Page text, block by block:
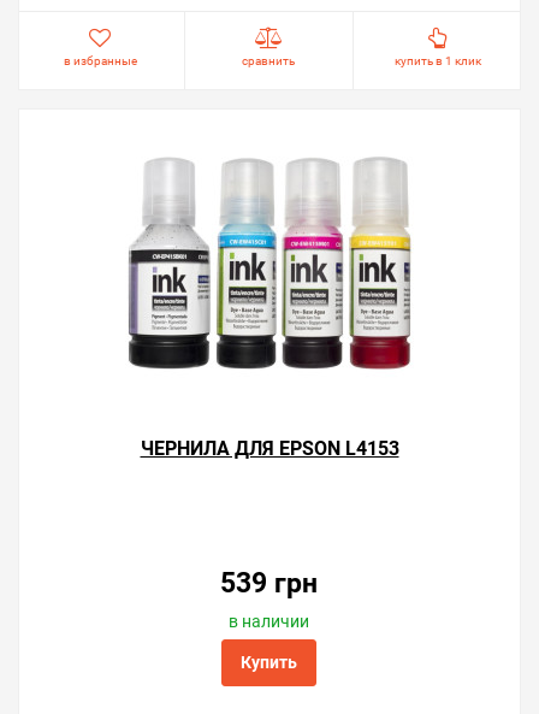
в избранные сравнить купить в 1 клик
ЧЕРНИЛА ДЛЯ EPSON L4153
539 грн
в наличии
Купить